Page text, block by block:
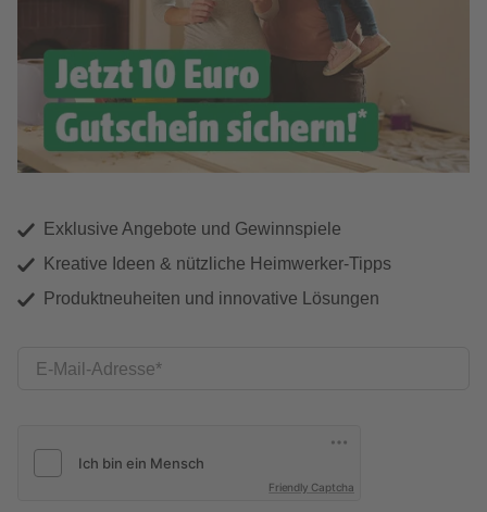
Exklusive Angebote und Gewinnspiele
Kreative Ideen & nützliche Heimwerker-Tipps
Produktneuheiten und innovative Lösungen
E-Mail-Adresse
Friendly Captcha